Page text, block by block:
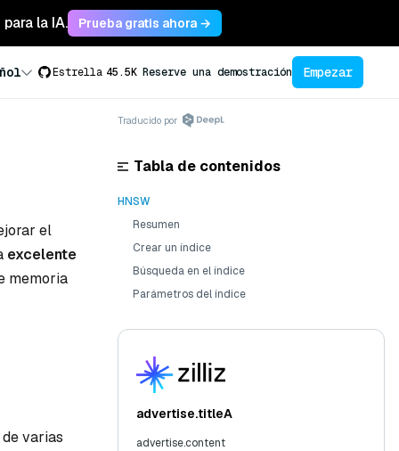
la IA. Prueba gratis ahora →
Estrella 45.5K Reserve una demostración Empezar
el
excelente
memoria
varias
Traducido por
Tabla de contenidos
HNSW
Resumen
Crear un índice
Búsqueda en el índice
Parámetros del índice
advertise.titleA
advertise.content